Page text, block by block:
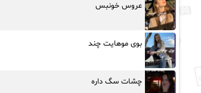
عروس خونبس
بوی موهایت چند
چشات سگ داره